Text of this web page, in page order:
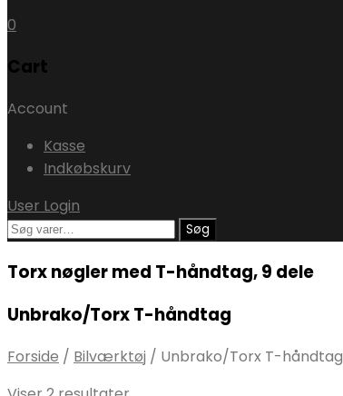
0
Cart
Account
Kasse
Indkøbskurv
User Login
Søg
Søg
Torx nøgler med T-håndtag, 9 dele
Unbrako/Torx T-håndtag
Forside / Bilværktøj / Unbrako/Torx T-håndtag